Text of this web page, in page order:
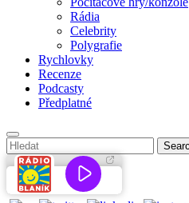
Rádia
Celebrity
Polygrafie
Rychlovky
Recenze
Podcasty
Předplatné